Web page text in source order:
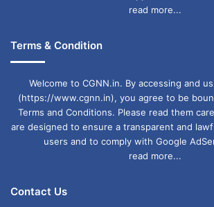
read more...
Terms & Condition
Welcome to CGNN.in. By accessing and
(https://www.cgnn.in), you agree to be
Terms and Conditions. Please read them
are designed to ensure a transparent and
users and to comply with Google
read more...
Contact Us